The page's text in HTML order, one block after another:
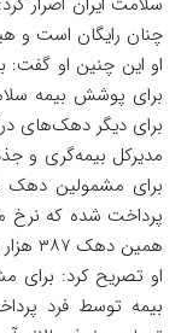
چنان رایگان است و
او این چنین او گفت:
برای دیگر دهک‌های
مدیرکل بیمه‌گری و
همین دهک ۳۸۷ هزار و ۶۰۰ تومان است.